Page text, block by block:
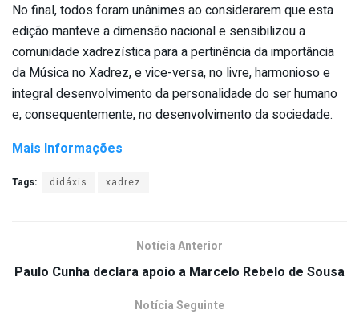
No final, todos foram unânimes ao considerarem que esta
edição manteve a dimensão nacional e sensibilizou a
comunidade xadrezística para a pertinência da importância
da Música no Xadrez, e vice-versa, no livre, harmonioso e
integral desenvolvimento da personalidade do ser humano
e, consequentemente, no desenvolvimento da sociedade.
Mais Informações
Tags: didáxis xadrez
Notícia Anterior
Paulo Cunha declara apoio a Marcelo Rebelo de Sousa
Notícia Seguinte